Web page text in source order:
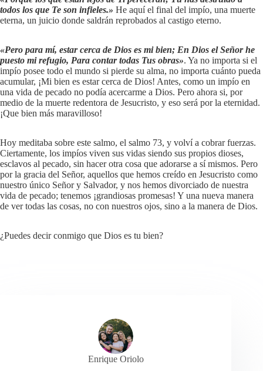
todos los que Te son infieles.» He aquí el final del impío, una muerte
eterna, un juicio donde saldrán reprobados al castigo eterno.
«Pero para mí, estar cerca de Dios es mi bien; En Dios el Señor he
puesto mi refugio, Para contar todas Tus obras». Ya no importa si el
impío posee todo el mundo si pierde su alma, no importa cuánto pueda
acumular, ¡Mi bien es estar cerca de Dios! Antes, como un impío en
una vida de pecado no podía acercarme a Dios. Pero ahora si, por
medio de la muerte redentora de Jesucristo, y eso será por la eternidad.
¡Que bien más maravilloso!
Hoy meditaba sobre este salmo, el salmo 73, y volví a cobrar fuerzas.
Ciertamente, los impíos viven sus vidas siendo sus propios dioses,
esclavos al pecado, sin hacer otra cosa que adorarse a sí mismos. Pero
por la gracia del Señor, aquellos que hemos creído en Jesucristo como
nuestro único Señor y Salvador, y nos hemos divorciado de nuestra
vida de pecado; tenemos ¡grandiosas promesas! Y una nueva manera
de ver todas las cosas, no con nuestros ojos, sino a la manera de Dios.
¿Puedes decir conmigo que Dios es tu bien?
Enrique Oriolo